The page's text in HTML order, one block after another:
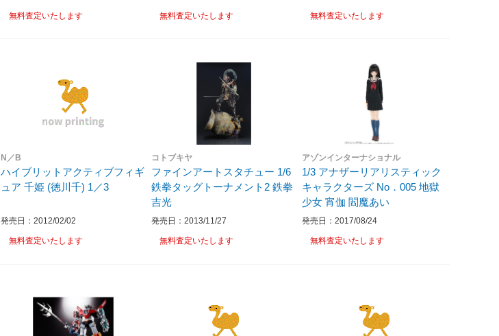
無料査定いたします 無料査定いたします 無料査定いたします
N／B
ハイブリットアクティブフィギ
ュア 千姫 (徳川千) 1／3
発売日：2012/02/02
無料査定いたします
コトブキヤ
ファインアートスタチュー 1/6
鉄拳タッグトーナメント2 鉄拳
吉光
発売日：2013/11/27
無料査定いたします
アゾンインターナショナル
1/3 アナザーリアリスティック
キャラクターズ No．005 地獄
少女 宵伽 閻魔あい
発売日：2017/08/24
無料査定いたします